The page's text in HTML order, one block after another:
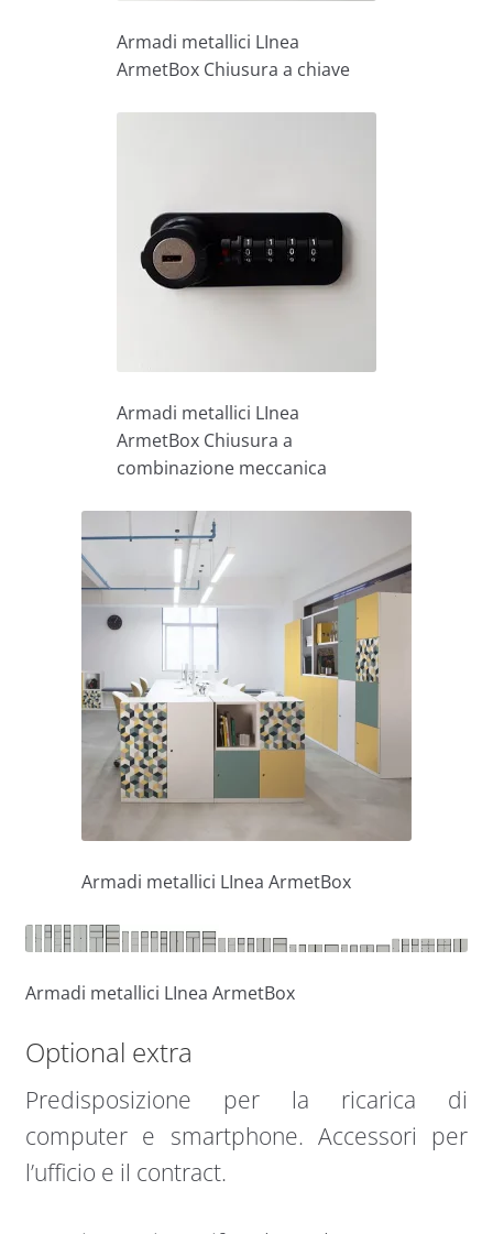
Armadi metallici LInea
ArmetBox Chiusura a chiave
Armadi metallici LInea
ArmetBox Chiusura a
combinazione meccanica
Armadi metallici LInea ArmetBox
Armadi metallici LInea ArmetBox
Optional extra
Predisposizione per la ricarica di
computer e smartphone. Accessori per
l’ufficio e il contract.